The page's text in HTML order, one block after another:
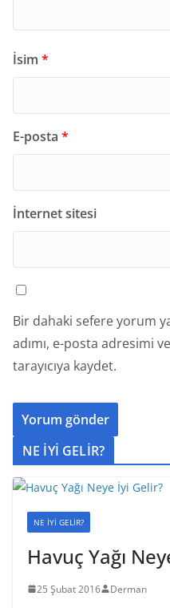
İsim *
E-posta *
İnternet sitesi
Bir dahaki sefere yorum
adımı, e-posta adresimi
tarayıcıya kaydet.
NE İYİ GELİR?
NE İYİ GELİR?
Havuç Yağı
25 Şubat 2016 Derman